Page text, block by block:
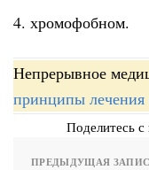
4. хромофобном.
Непрерывное
принципы
Поделитесь
ПРЕДЫДУЩАЯ